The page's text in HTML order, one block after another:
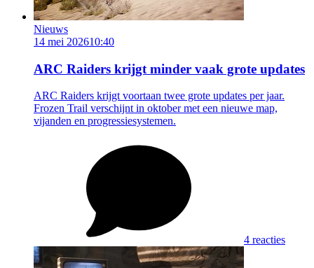
Nieuws
14 mei 202610:40
ARC Raiders krijgt minder vaak grote updates
ARC Raiders krijgt voortaan twee grote updates per jaar.
Frozen Trail verschijnt in oktober met een nieuwe map,
vijanden en progressiesystemen.
4 reacties